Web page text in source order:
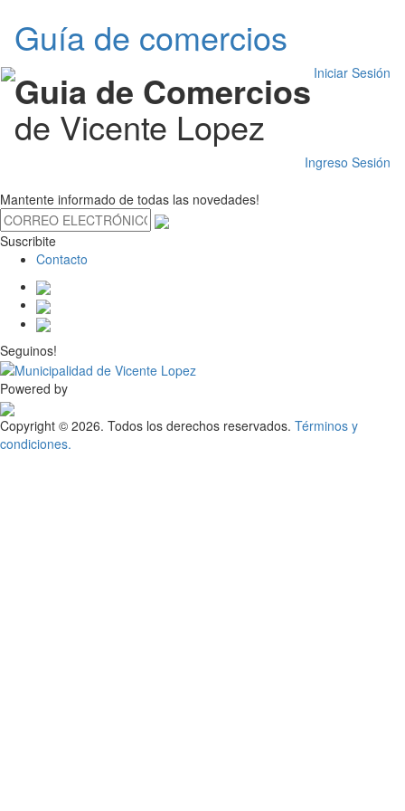
Guía de comercios
Iniciar Sesión
Guia de Comercios
de Vicente Lopez
Ingreso Sesión
Mantente informado de todas las novedades!
Suscribite
Contacto
Seguinos!
Powered by
Copyright © 2026. Todos los derechos reservados. Términos y
condiciones.